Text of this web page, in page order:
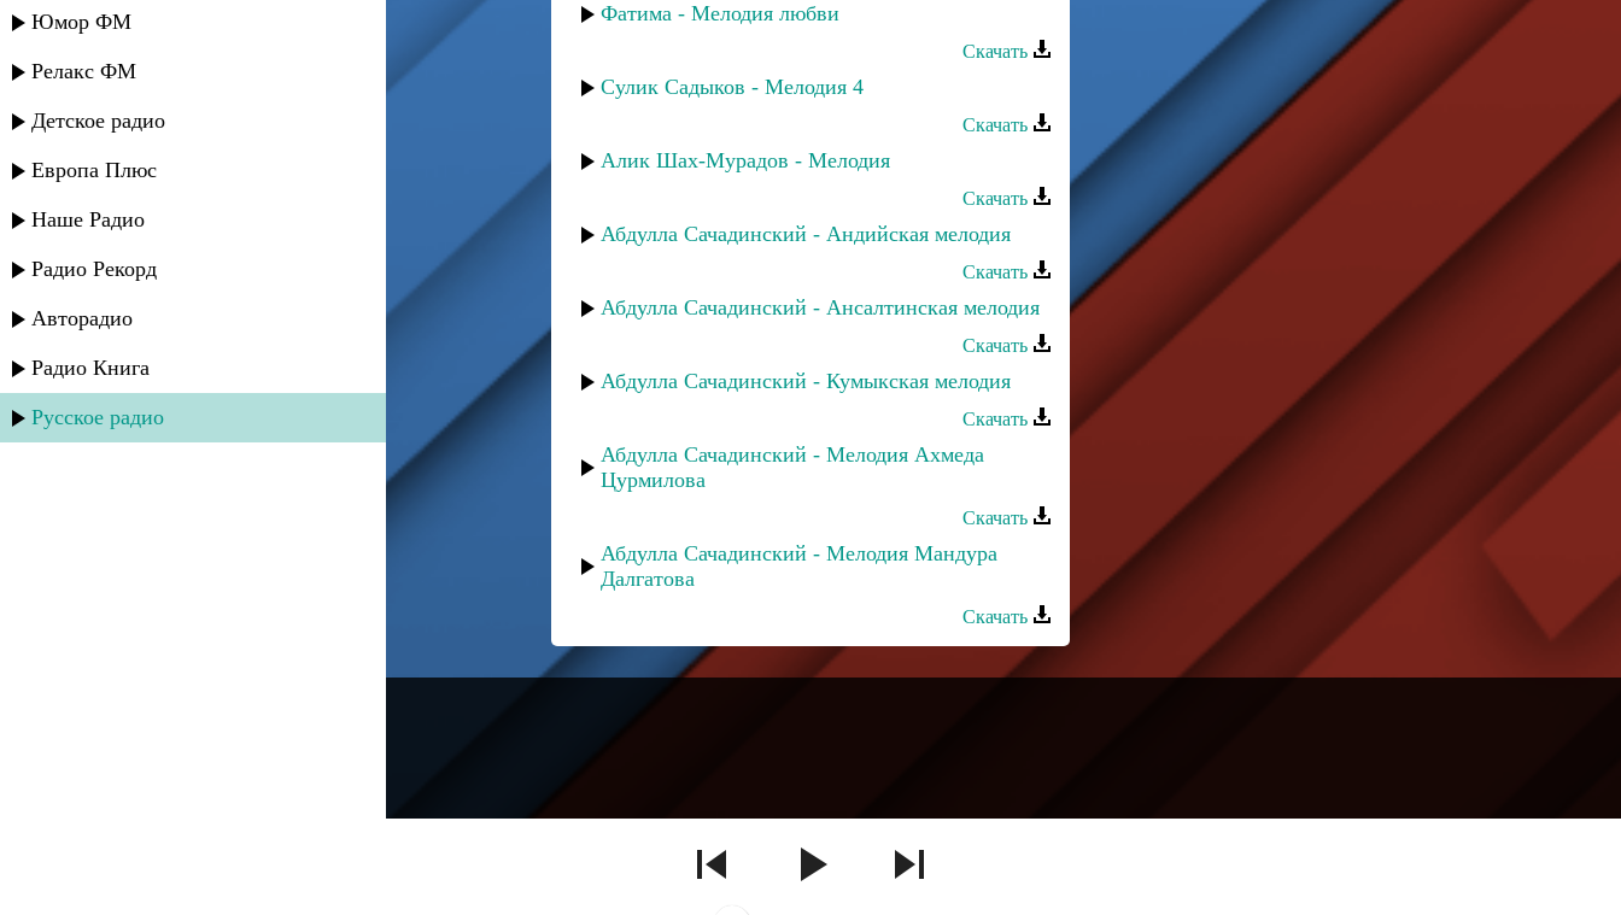
Юмор ФМ
Релакс ФМ
Детское радио
Европа Плюс
Наше Радио
Радио Рекорд
Авторадио
Радио Книга
Русское радио
Фатима - Мелодия любви
Скачать
Сулик Садыков - Мелодия 4
Скачать
Алик Шах-Мурадов - Мелодия
Скачать
Абдулла Сачадинский - Андийская мелодия
Скачать
Абдулла Сачадинский - Ансалтинская мелодия
Скачать
Абдулла Сачадинский - Кумыкская мелодия
Скачать
Абдулла Сачадинский - Мелодия Ахмеда
Цурмилова
Скачать
Абдулла Сачадинский - Мелодия Мандура
Далгатова
Скачать